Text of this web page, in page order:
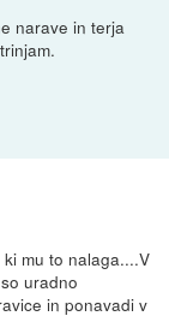
narave in terja
mu to nalaga....V
uradno
in ponavadi v